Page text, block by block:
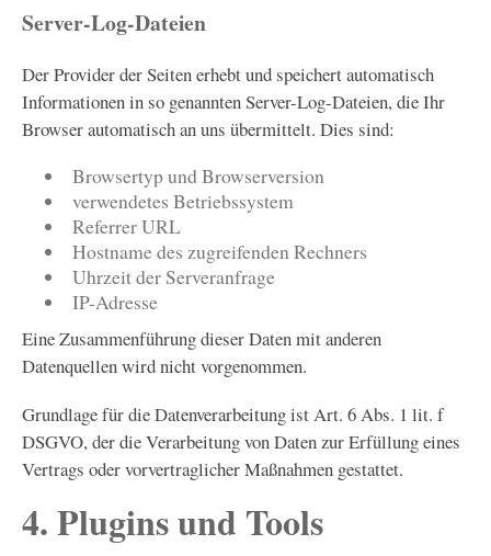
Server-Log-Dateien
Der Provider der Seiten erhebt und speichert automatisch
Informationen in so genannten Server-Log-Dateien, die Ihr
Browser automatisch an uns übermittelt. Dies sind:
Browsertyp und Browserversion
verwendetes Betriebssystem
Referrer URL
Hostname des zugreifenden Rechners
Uhrzeit der Serveranfrage
IP-Adresse
Eine Zusammenführung dieser Daten mit anderen
Datenquellen wird nicht vorgenommen.
Grundlage für die Datenverarbeitung ist Art. 6 Abs. 1 lit. f
DSGVO, der die Verarbeitung von Daten zur Erfüllung eines
Vertrags oder vorvertraglicher Maßnahmen gestattet.
4. Plugins und Tools